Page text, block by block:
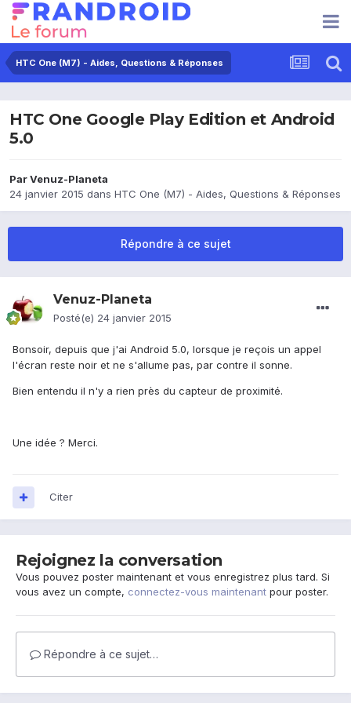
HTC One (M7) - Aides, Questions & Réponses
HTC One Google Play Edition et Android
5.0
ParVenuz-Planeta
24 janvier 2015 dans HTC One (M7) - Aides, Questions & Réponses
Répondre à ce sujet
Venuz-Planeta
Posté(e) 24 janvier 2015
Bonsoir, depuis que j'ai Android 5.0, lorsque je reçois un appel
l'écran reste noir et ne s'allume pas, par contre il sonne.
Bien entendu il n'y a rien près du capteur de proximité.
Une idée ? Merci.
Citer
Rejoignez la conversation
Vous pouvez poster maintenant et vous enregistrez plus tard. Si
vous avez un compte, connectez-vous maintenant pour poster.
Répondre à ce sujet…